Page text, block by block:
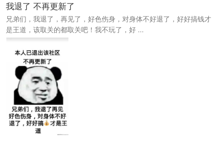
我退了 不再更新了
兄弟们，我退了，再见了，好色伤身，对身体不好退了，好好搞钱才
是王道，该取关的都取关吧！我不玩了，好 ...